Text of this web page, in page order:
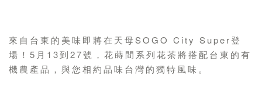
來自台東的美味即將在天母SOGO City Super登
場！5月13到27號，花蒔間系列花茶將搭配台東的有
機農產品，與您相約品味台灣的獨特風味。